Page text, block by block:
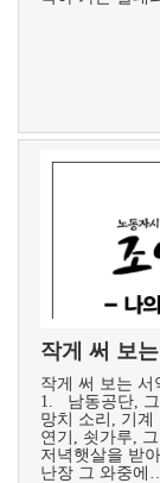
작게 써 보
작게 써 보는 서
1. 남동공단, 그
망치 소리, 기계
연기, 쇳가루,
저녁햇살을 받
난장 그 와중에…